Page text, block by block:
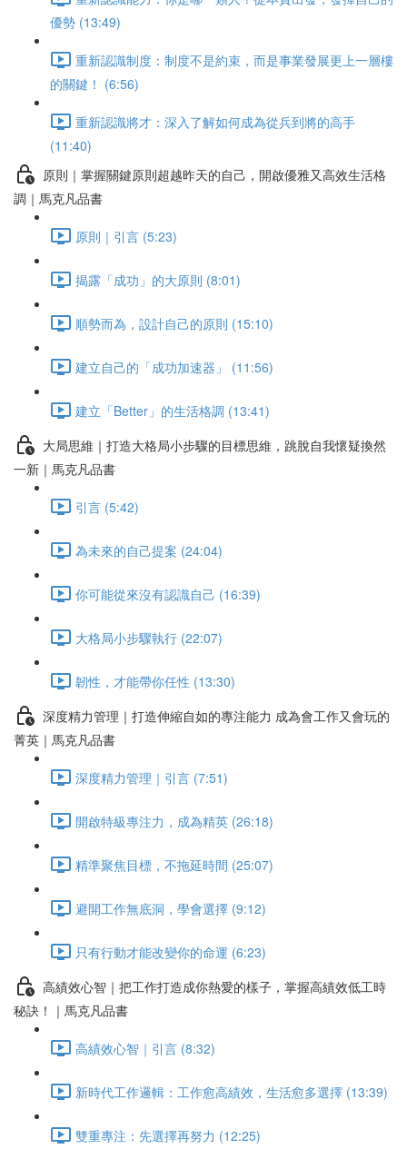
優勢 (13:49)
重新認識制度：制度不是約束，而是事業發展更上一層樓
的關鍵！ (6:56)
重新認識將才：深入了解如何成為從兵到將的高手
(11:40)
原則｜掌握關鍵原則超越昨天的自己，開啟優雅又高效生活格
調｜馬克凡品書
原則｜引言 (5:23)
揭露「成功」的大原則 (8:01)
順勢而為，設計自己的原則 (15:10)
建立自己的「成功加速器」 (11:56)
建立「Better」的生活格調 (13:41)
大局思維｜打造大格局小步驟的目標思維，跳脫自我懷疑換然
一新｜馬克凡品書
引言 (5:42)
為未來的自己提案 (24:04)
你可能從來沒有認識自己 (16:39)
大格局小步驟執行 (22:07)
韌性，才能帶你任性 (13:30)
深度精力管理｜打造伸縮自如的專注能力 成為會工作又會玩的
菁英｜馬克凡品書
深度精力管理｜引言 (7:51)
開啟特級專注力，成為精英 (26:18)
精準聚焦目標，不拖延時間 (25:07)
避開工作無底洞，學會選擇 (9:12)
只有行動才能改變你的命運 (6:23)
高績效心智｜把工作打造成你熱愛的樣子，掌握高績效低工時
秘訣！｜馬克凡品書
高績效心智｜引言 (8:32)
新時代工作邏輯：工作愈高績效，生活愈多選擇 (13:39)
雙重專注：先選擇再努力 (12:25)